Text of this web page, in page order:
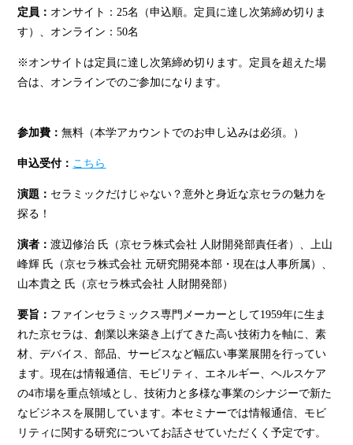
定員： オンサイト：25名（申込順。定員に達し次第締め切りま
す）、オンライン：50名
※オンサイトは定員に達し次第締め切ります。定員を超えた場
合は、オンラインでのご参加になります。
参加費：無料（本学アカウントでのお申し込みは必須。）
申込受付： こちら
演題： セラミックだけじゃない？意外と身近な京セラの魅力を
探る！
演者：渡辺修治 氏（京セラ株式会社 人財開発部責任者）、上山
峰輝 氏（京セラ株式会社 元研究開発本部・現在は人事所属）、
山本貴之 氏（京セラ株式会社 人財開発部）
要旨： ファインセラミックス専門メーカーとして1959年に生ま
れた京セラは、創業以来築き上げてきた高い技術力を軸に、素
材、デバイス、部品、サービスなど幅広い事業展開を行ってい
ます。現在は情報通信、モビリティ、エネルギー、ヘルスケア
の4市場を重点領域とし、技術力と多様な事業のシナジーで新た
なビジネスを展開しています。本セミナーでは情報通信、モビ
リティに関する研究についてお話させていただくく予定です。